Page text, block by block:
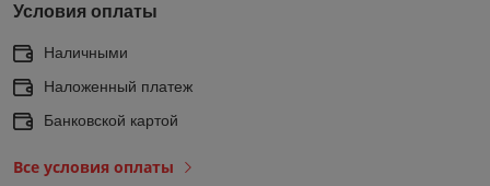
Условия оплаты
Наличными
Наложенный платеж
Банковской картой
Все условия оплаты